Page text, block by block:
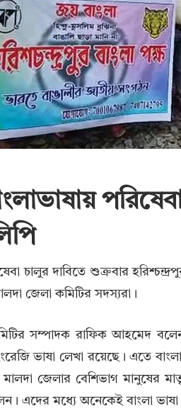
চালুর দাবিতে শুক্রবার
জেলা কমিটির সদস্যরা।
সম্পাদক রাফিক আহমেদ
ভাষা লেখা রয়েছে। এতে
জেলার বেশিভাগ মানুষের
এদের মধ্যে অনেকেই বাংলা